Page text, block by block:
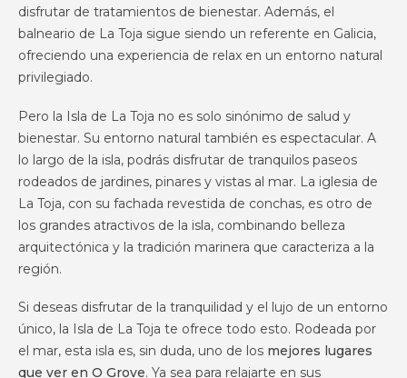
disfrutar de tratamientos de bienestar. Además, el
balneario de La Toja sigue siendo un referente en Galicia,
ofreciendo una experiencia de relax en un entorno natural
privilegiado.
Pero la Isla de La Toja no es solo sinónimo de salud y
bienestar. Su entorno natural también es espectacular. A
lo largo de la isla, podrás disfrutar de tranquilos paseos
rodeados de jardines, pinares y vistas al mar. La iglesia de
La Toja, con su fachada revestida de conchas, es otro de
los grandes atractivos de la isla, combinando belleza
arquitectónica y la tradición marinera que caracteriza a la
región.
Si deseas disfrutar de la tranquilidad y el lujo de un entorno
único, la Isla de La Toja te ofrece todo esto. Rodeada por
el mar, esta isla es, sin duda, uno de los mejores lugares
que ver en O Grove. Ya sea para relajarte en sus